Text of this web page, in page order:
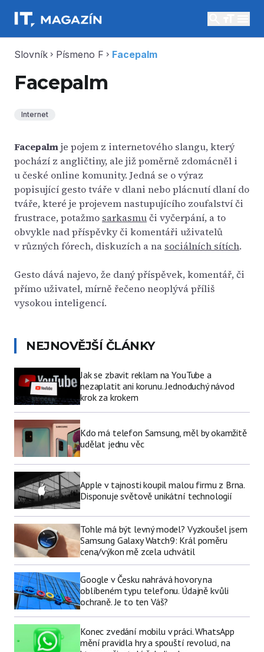
Slovník chevron_right Písmeno F chevron_right Facepalm
Facepalm
Internet
Facepalmje pojem z internetového slangu, který
pochází z angličtiny, ale již poměrně zdomácněl i
u české online komunity. Jedná se o výraz
popisující gesto tváře v dlani nebo plácnutí dlaní do
tváře, které je projevem nastupujícího zoufalství či
frustrace, potažmo sarkasmuči vyčerpání, a to
obvykle nad příspěvky či komentáři uživatelů
v různých fórech, diskuzích a na sociálních sítích.
Gesto dává najevo, že daný příspěvek, komentář, či
přímo uživatel, mírně řečeno neoplývá příliš
vysokou inteligencí.
NEJNOVĚJŠÍ ČLÁNKY
Jak se zbavit reklam na YouTube a
nezaplatit ani korunu. Jednoduchý návod
krok za krokem
Kdo má telefon Samsung, měl by okamžitě
udělat jednu věc
Apple v tajnosti koupil malou firmu z Brna.
Disponuje světově unikátní technologií
Tohle má být levný model? Vyzkoušel jsem
Samsung Galaxy Watch9: Král poměru
cena/výkon mě zcela uchvátil
Google v Česku nahrává hovory na
oblíbeném typu telefonu. Údajně kvůli
ochraně. Je to ten Váš?
Konec zvedání mobilu v práci. WhatsApp
mění pravidla hry a spouští revoluci, na